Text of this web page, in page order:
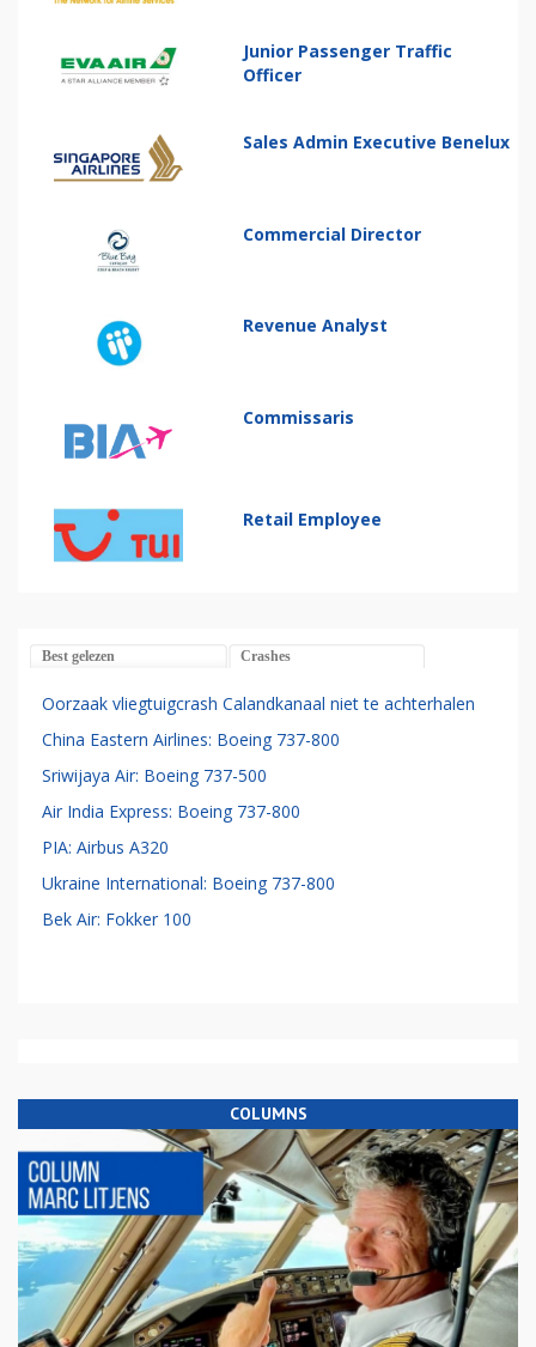
Junior Passenger Traffic
Officer
Sales Admin Executive Benelux
Commercial Director
Revenue Analyst
Commissaris
Retail Employee
Best gelezen Crashes
Oorzaak vliegtuigcrash Calandkanaal niet te achterhalen
China Eastern Airlines: Boeing 737-800
Sriwijaya Air: Boeing 737-500
Air India Express: Boeing 737-800
PIA: Airbus A320
Ukraine International: Boeing 737-800
Bek Air: Fokker 100
COLUMNS